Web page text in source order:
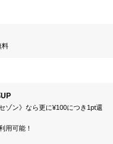
料
ゾン》なら更に¥100につき1pt還
用可能！